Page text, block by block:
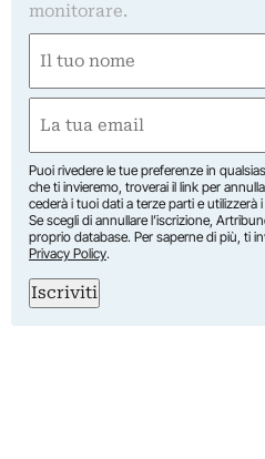
monitorare.
(Required)
(Required)
Puoi rivedere le tue preferenze in
che ti invieremo, troverai il link per
cederà i tuoi dati a terze parti e
Se scegli di annullare l’iscrizione,
proprio database. Per saperne di più, ti
Privacy Policy.
Iscriviti